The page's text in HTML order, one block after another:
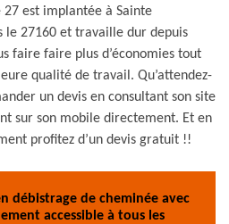
27 est implantée à Sainte
le 27160 et travaille dur depuis
faire faire plus d’économies tout
qualité de travail. Qu’attendez-
un devis en consultant son site
sur son mobile directement. Et en
profitez d’un devis gratuit !!
débistrage de cheminée avec
accessible à tous les